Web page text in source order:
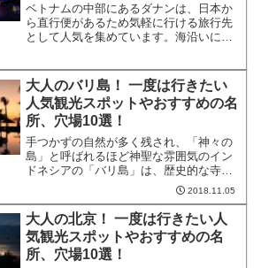
ベトナムの中部にあるダナンは、日本か
ら直行便があるため気軽に行ける旅行先
として人気を集めています。海沿いにあ
な雰囲気を楽しめるところがダナンの魅
力です。今回はそんなリゾ...
大人のバリ島！ 一度は行きたい
人気観光スポットやおすすめの名
所、穴場10選！
手つかずの自然が多く残され、「神々の
島」と呼ばれるほど神聖な雰囲気のイン
ドネシアの「バリ島」は、歴史的な寺院
や伝統的な民族舞踊、そして美しい景色
と魅力がいっぱいの島です。今回は、そ
んなバリ島でおすすめの人気観光スポッ
トや見どころをご紹介しま...
2018.11.05
大人の北京！ 一度は行きたい人
気観光スポットやおすすめの名
所、穴場10選！